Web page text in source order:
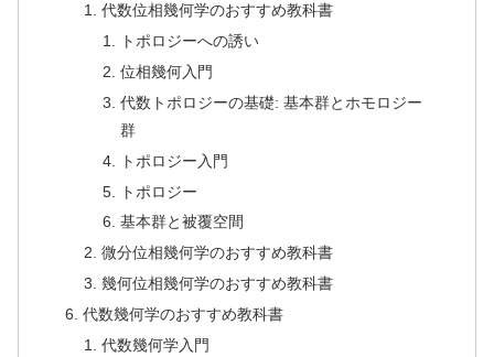
代数位相幾何学のおすすめ教科書
トポロジーへの誘い
位相幾何入門
代数トポロジーの基礎: 基本群とホモロジー
群
トポロジー入門
トポロジー
基本群と被覆空間
微分位相幾何学のおすすめ教科書
幾何位相幾何学のおすすめ教科書
代数幾何学のおすすめ教科書
代数幾何学入門